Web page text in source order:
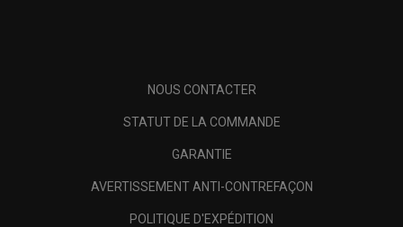
NOUS CONTACTER
STATUT DE LA COMMANDE
GARANTIE
AVERTISSEMENT ANTI-CONTREFAÇON
POLITIQUE D'EXPÉDITION